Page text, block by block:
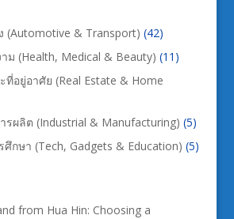
& Transport) (42)
ม (Health, Medical & Beauty) (11)
อยู่อาศัย (Real Estate & Home
รผลิต (Industrial & Manufacturing) (5)
กษา (Tech, Gadgets & Education) (5)
from Hua Hin: Choosing a